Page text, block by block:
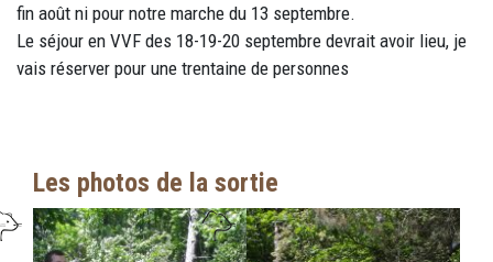
fin août ni pour notre marche du 13 septembre.
Le séjour en VVF des 18-19-20 septembre devrait avoir lieu, je
vais réserver pour une trentaine de personnes
Les photos de la sortie